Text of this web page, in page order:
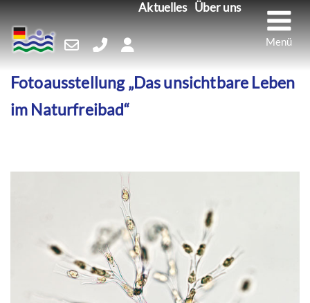
Skip
content
Aktuelles Über uns
Fotoausstellung „Das unsichtbare Leben
im Naturfreibad“